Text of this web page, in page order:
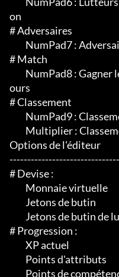
on
# Adversaires
# Match
ours
# Classement
Options de l'éditeur
# Devise :
# Progression :